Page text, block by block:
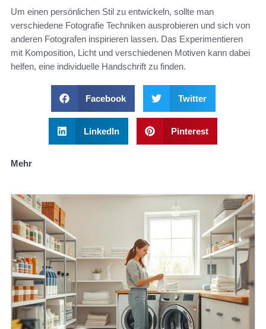
Um einen persönlichen Stil zu entwickeln, sollte man
verschiedene Fotografie Techniken ausprobieren und sich von
anderen Fotografen inspirieren lassen. Das Experimentieren
mit Komposition, Licht und verschiedenen Motiven kann dabei
helfen, eine individuelle Handschrift zu finden.
Facebook Twitter
LinkedIn Pinterest
Mehr